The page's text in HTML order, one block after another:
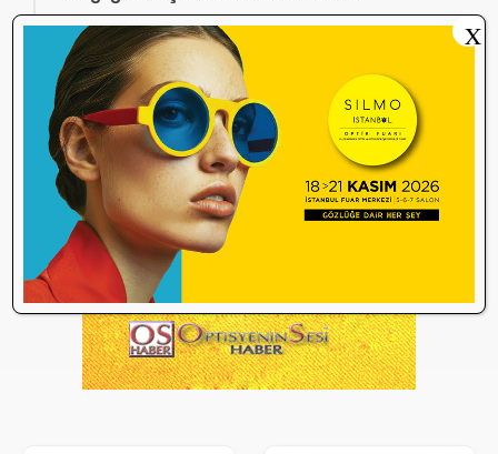
TİTCK Bu Kampanyalara Dur Diyecek mi?
Sağlık ürününde ‘Set Kampanyası’
X